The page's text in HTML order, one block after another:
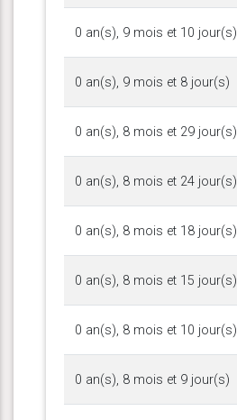
0 an(s), 9 mois et 10 jour(s)
0 an(s), 9 mois et 8 jour(s)
0 an(s), 8 mois et 29 jour(s)
0 an(s), 8 mois et 24 jour(s)
0 an(s), 8 mois et 18 jour(s)
0 an(s), 8 mois et 15 jour(s)
0 an(s), 8 mois et 10 jour(s)
0 an(s), 8 mois et 9 jour(s)